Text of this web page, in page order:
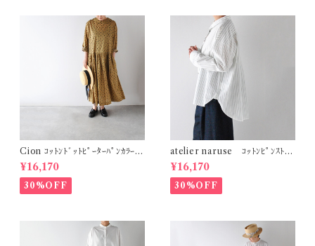
Cion ｺｯﾄﾝﾄﾞｯﾄﾋﾟｰﾀｰﾊﾟﾝｶﾗｰﾜﾝ
ﾋﾟｰｽ (ｵﾘｰﾌﾞﾌﾞﾗｳﾝ) 19-2525
9
¥16,170
30%OFF
atelier naruse ｺｯﾄﾝﾋﾟﾝｽﾄﾗｲ
ﾌﾟﾋﾞｯｸﾞｼﾙｴｯﾄｼｬﾂ (ｸﾞﾘｰﾝｽﾄﾗｲ
ﾌﾟ) F02086_B
¥16,170
30%OFF